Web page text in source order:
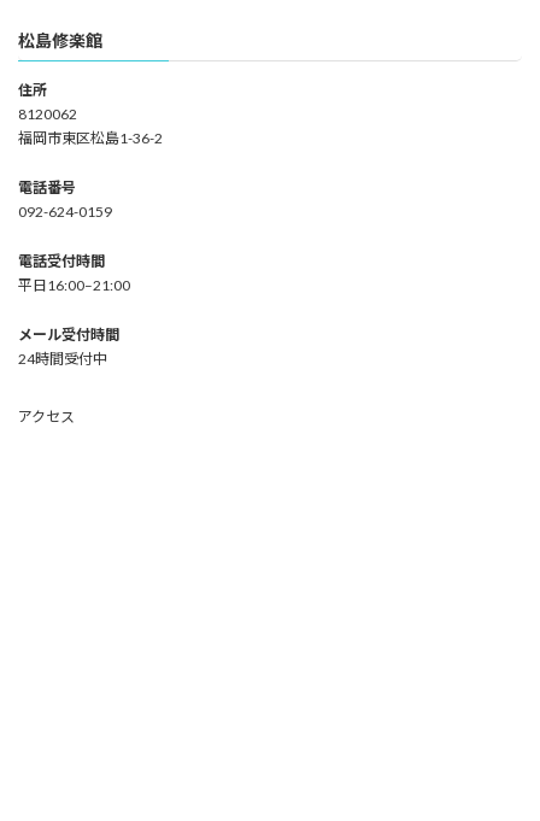
松島修楽館
住所
8120062
福岡市東区松島1-36-2
電話番号
092-624-0159
電話受付時間
平日16:00–21:00
メール受付時間
24時間受付中
アクセス